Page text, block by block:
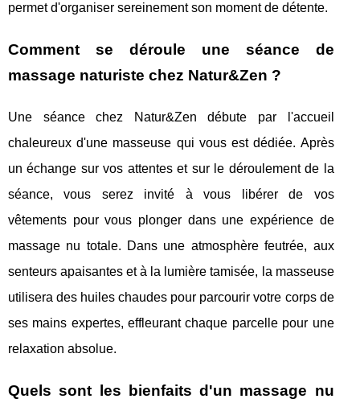
permet d'organiser sereinement son moment de détente.
Comment se déroule une séance de
massage naturiste chez Natur&Zen ?
Une séance chez Natur&Zen débute par l'accueil
chaleureux d'une masseuse qui vous est dédiée. Après
un échange sur vos attentes et sur le déroulement de la
séance, vous serez invité à vous libérer de vos
vêtements pour vous plonger dans une expérience de
massage nu totale. Dans une atmosphère feutrée, aux
senteurs apaisantes et à la lumière tamisée, la masseuse
utilisera des huiles chaudes pour parcourir votre corps de
ses mains expertes, effleurant chaque parcelle pour une
relaxation absolue.
Quels sont les bienfaits d'un massage nu